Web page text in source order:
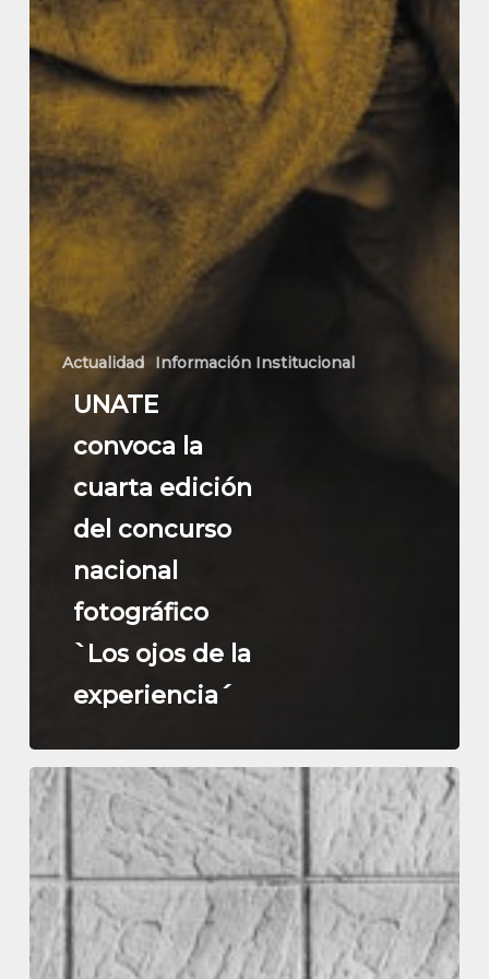
Actualidad Información Institucional
UNATE
convoca la
cuarta edición
del concurso
nacional
fotográfico
`Los ojos de la
experiencia´
Manuel
Rodríguez
Gómez
gana
el
III
premio
de